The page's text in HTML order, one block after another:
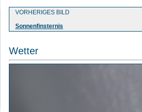
VORHERIGES BILD
Sonnenfinsternis
Wetter